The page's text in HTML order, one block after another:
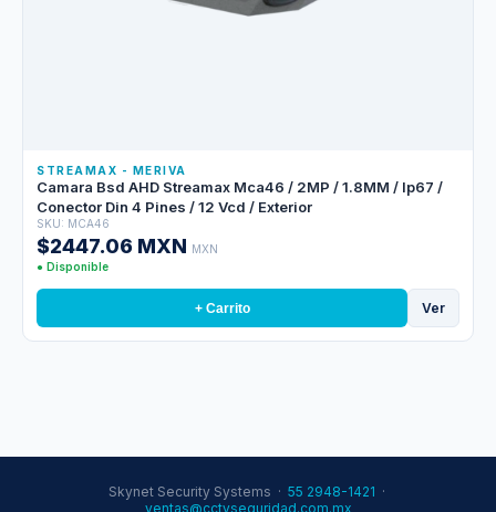
STREAMAX - MERIVA
Camara Bsd AHD Streamax Mca46 / 2MP / 1.8MM / Ip67 /
Conector Din 4 Pines / 12 Vcd / Exterior
SKU: MCA46
$2447.06 MXN MXN
● Disponible
+ Carrito Ver
Skynet Security Systems · 55 2948-1421 ·
ventas@cctvseguridad.com.mx